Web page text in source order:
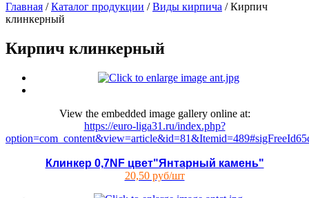
Главная /Каталог продукции /Виды кирпича /Кирпич
клинкерный
Кирпич клинкерный
View the embedded image gallery online at:
https://euro-liga31.ru/index.php?
Клинкер 0,7NF цвет"Янтарный камень"
20,50 руб/шт